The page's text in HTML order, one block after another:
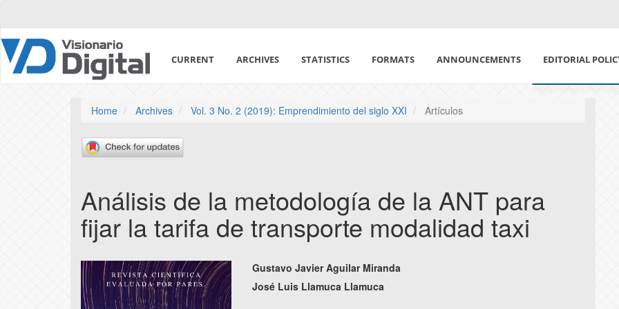
page
content
Main
CURRENT ARCHIVES STATISTICS FORMATS ANNOUNCEMENTS EDITORIAL
ETHICS IN
CONFLICT OF
SECTION AND
Home Archives Vol. 3 No. 2 (2019): Emprendimiento del siglo XXI Artículos
Análisis de la metodología de la ANT para
fijar la tarifa de transporte modalidad taxi
Article
Sidebar
Main
Article
Gustavo Javier Aguilar Miranda
José Luis Llamuca Llamuca